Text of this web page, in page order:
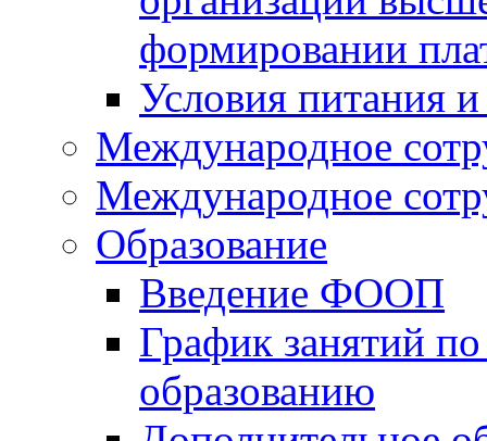
формировании
Условия питания
Международное
Международное
Образование
Введение ФООП
График занятий
образованию